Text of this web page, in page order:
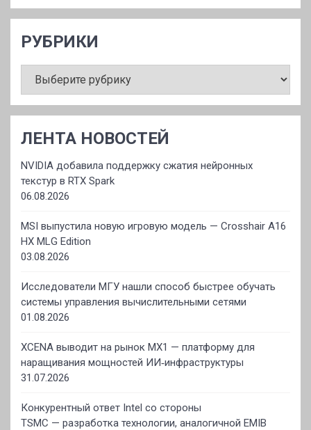
РУБРИКИ
ЛЕНТА НОВОСТЕЙ
NVIDIA добавила поддержку сжатия нейронных
текстур в RTX Spark
06.08.2026
MSI выпустила новую игровую модель — Crosshair A16
HX MLG Edition
03.08.2026
Исследователи МГУ нашли способ быстрее обучать
системы управления вычислительными сетями
01.08.2026
XCENA выводит на рынок MX1 — платформу для
наращивания мощностей ИИ‑инфраструктуры
31.07.2026
Конкурентный ответ Intel со стороны
TSMC — разработка технологии, аналогичной EMIB